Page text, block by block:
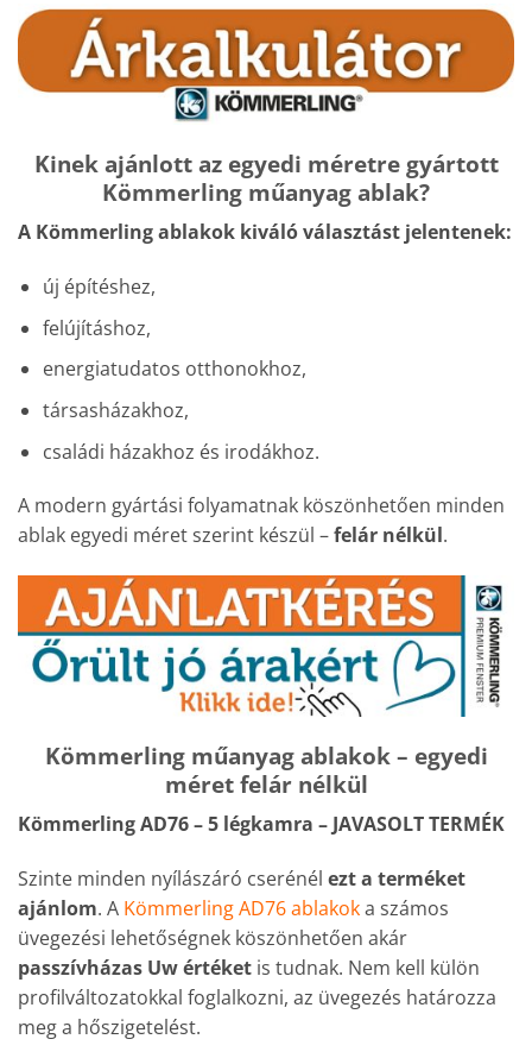
Kinek ajánlott az egyedi méretre gyártott
Kömmerling műanyag ablak?
A Kömmerling ablakok kiváló választást jelentenek:
új építéshez,
felújításhoz,
energiatudatos otthonokhoz,
társasházakhoz,
családi házakhoz és irodákhoz.
A modern gyártási folyamatnak köszönhetően minden
ablak egyedi méret szerint készül –felár nélkül.
Kömmerling műanyag ablakok – egyedi
méret felár nélkül
Kömmerling AD76 – 5 légkamra – JAVASOLT TERMÉK
Szinte minden nyílászáró cserénél ezt a terméket
ajánlom. A Kömmerling AD76 ablakoka számos
üvegezési lehetőségnek köszönhetően akár
passzívházas Uw értéket is tudnak. Nem kell külön
profilváltozatokkal foglalkozni, az üvegezés határozza
meg a hőszigetelést.